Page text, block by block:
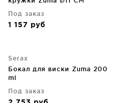
Под заказ
1 157 руб
Serax
Бокал для виски Zuma 200
ml
Под заказ